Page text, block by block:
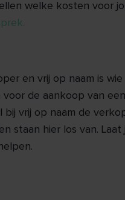
welke kosten voor
en vrij op naam is wie
de aankoop van een
vrij op naam de
staan hier los van. Laat